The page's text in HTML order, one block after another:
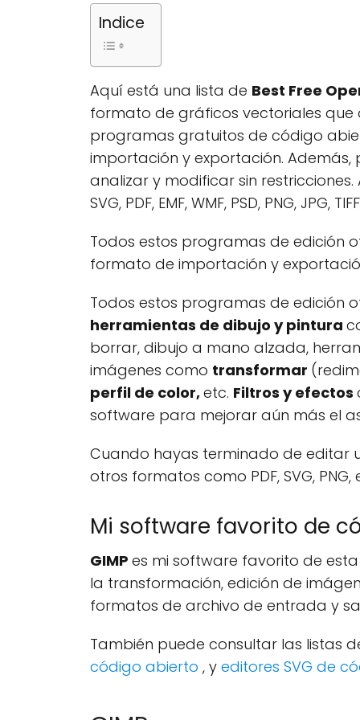
Indice
Aquí está una lista de Best Free
formato de gráficos vectoriales que
programas gratuitos de código
importación y exportación.
analizar y modificar sin
SVG, PDF, EMF, WMF, PSD, PNG, JPG,
Todos estos programas de edición
formato de importación y
Todos estos programas de edición
herramientas de dibujo y pintura
borrar, dibujo a mano alzada,
imágenes como transformar
perfil de color,etc. Filtros y efectos
software para mejorar aún más el
Cuando hayas terminado de editar
otros formatos como PDF, SVG,
Mi software favorito de
GIMP es mi software favorito de
la transformación, edición de
formatos de archivo de entrada y
También puede consultar las listas
código abierto , y editores SVG de